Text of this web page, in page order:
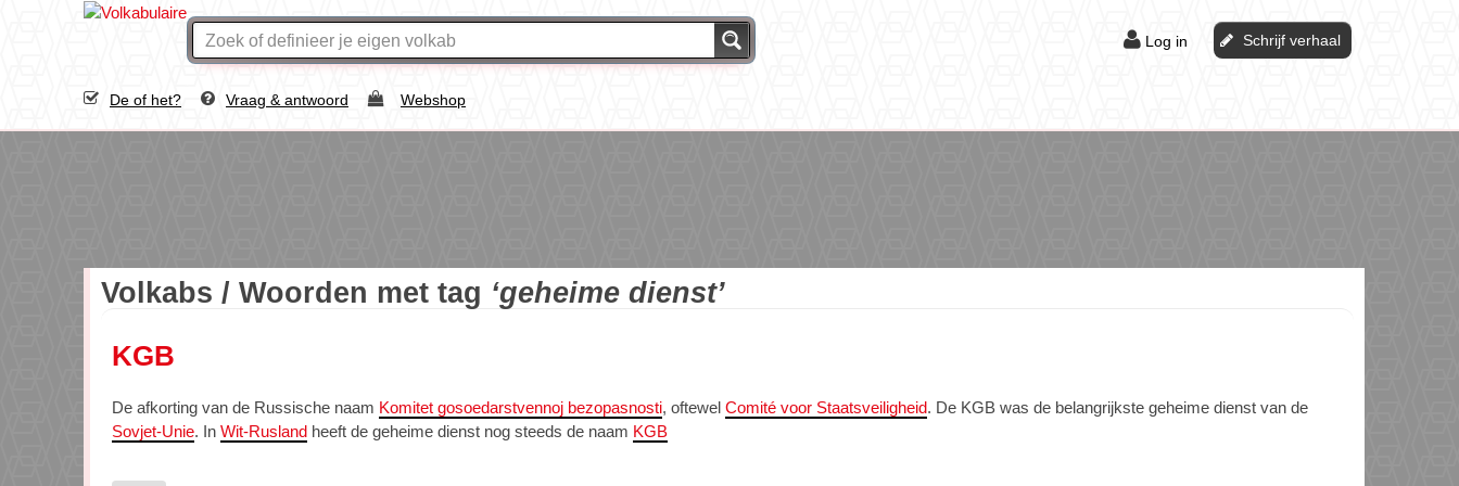
Log in Schrijf verhaal
De of het? Vraag & antwoord Webshop
Volkabs / Woorden met tag ‘geheime dienst’
KGB
De afkorting van de Russische naam Komitet gosoedarstvennoj bezopasnosti, oftewel Comité voor Staatsveiligheid. De KGB was de belangrijkste geheime dienst van de
Sovjet-Unie. In Wit-Rusland heeft de geheime dienst nog steeds de naam KGB